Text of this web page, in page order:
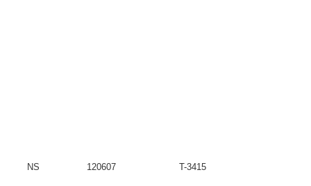
NS 120607 T-3415